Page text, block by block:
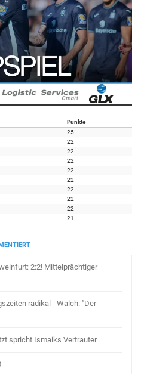
Punkte
25
22
22
22
22
22
22
22
22
21
2:2! Mittelprächtiger
radikal - Walch: "Der
spricht Ismaiks Vertrauter